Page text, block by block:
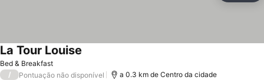
Bed & Breakfast
La Tour Louise
/ Pontuação não disponível a 0.3 km de Centro da cidade